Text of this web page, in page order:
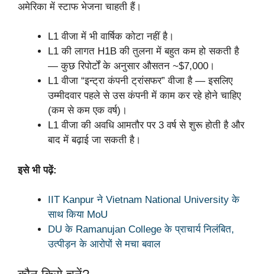
अमेरिका में स्टाफ भेजना चाहती हैं।
L1 वीजा में भी वार्षिक कोटा नहीं है।
L1 की लागत H1B की तुलना में बहुत कम हो सकती है
— कुछ रिपोर्टों के अनुसार औसतन ~$7,000।
L1 वीजा “इन्ट्रा कंपनी ट्रांसफर” वीजा है — इसलिए
उम्मीदवार पहले से उस कंपनी में काम कर रहे होने चाहिए
(कम से कम एक वर्ष)।
L1 वीजा की अवधि आमतौर पर 3 वर्ष से शुरू होती है और
बाद में बढ़ाई जा सकती है।
इसे भी पढ़ें:
IIT Kanpur ने Vietnam National University के
साथ किया MoU
DU के Ramanujan College के प्राचार्य निलंबित,
उत्पीड़न के आरोपों से मचा बवाल